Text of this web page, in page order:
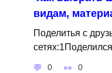
видам,
Поделитья с
0 0